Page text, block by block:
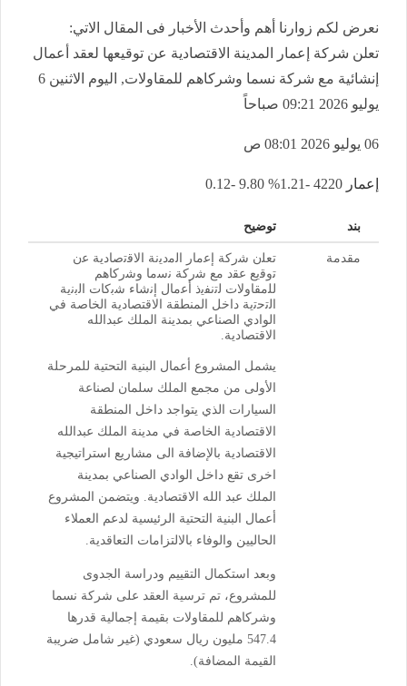
نعرض لكم زوارنا أهم وأحدث الأخبار فى المقال الاتي:
تعلن شركة إعمار المدينة الاقتصادية عن توقيعها لعقد أعمال
إنشائية مع شركة نسما وشركاهم للمقاولات, اليوم الاثنين 6
يوليو 2026 09:21 صباحاً
06 يوليو 2026 08:01 ص
إعمار 4220
-1.21%
9.80
-0.12
بند توضيح
مقدمة
ﺗﻌﻠن ﺷرﻛﺔ إﻋﻣﺎر اﻟﻣدﯾﻧﺔ اﻻﻗﺗﺻﺎدﯾﺔ ﻋن
ﺗوﻗﯾﻊ ﻋﻘد ﻣﻊ ﺷرﻛﺔ ﻧﺳﻣﺎ وﺷرﻛﺎھم
ﻟﻠﻣﻘﺎوﻻت ﻟﺗﻧﻔﯾذ أﻋﻣﺎل إﻧﺷﺎء ﺷﺑﻛﺎت اﻟﺑﻧﯾﺔ
اﻟﺗﺣﺗﯾﺔ داخل المنطقة الاقتصادية الخاصة في
الوادي الصناعي بمدينة الملك عبدالله
الاقتصادية.
يشمل المشروع أعمال البنية التحتية للمرحلة
الأولى من مجمع الملك سلمان لصناعة
السيارات الذي يتواجد داخل المنطقة
الاقتصادية الخاصة في مدينة الملك عبدالله
الاقتصادية بالإضافة الى مشاريع استراتيجية
اخرى تقع داخل الوادي الصناعي بمدينة
الملك عبد الله الاقتصادية. ويتضمن المشروع
أعمال البنية التحتية الرئيسية لدعم العملاء
الحاليين والوفاء بالالتزامات التعاقدية.
وبعد استكمال التقييم ودراسة الجدوى
للمشروع، تم ترسية العقد على شركة نسما
وشركاهم للمقاولات بقيمة إجمالية قدرها
547.4 مليون ريال سعودي (غير شامل ضريبة
القيمة المضافة).